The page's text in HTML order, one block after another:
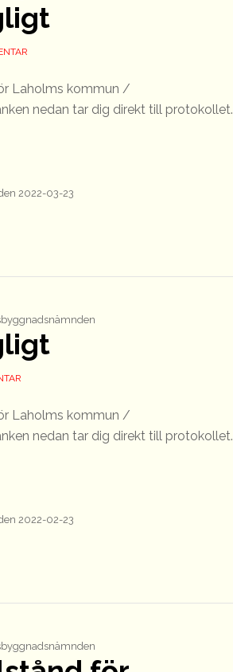
Laholms kommun /
nedan tar dig direkt till protokollet.
2022-03-23
Laholms kommun /
nedan tar dig direkt till protokollet.
2022-02-23